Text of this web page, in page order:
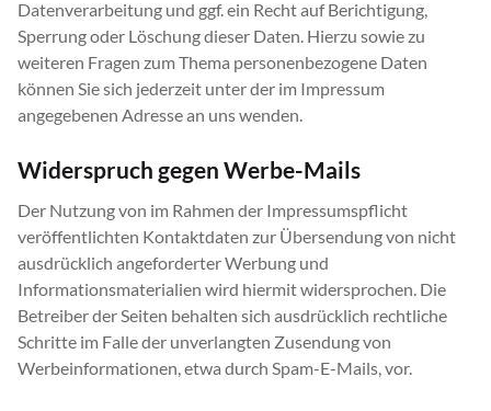
Datenverarbeitung und ggf. ein Recht auf Berichtigung,
Sperrung oder Löschung dieser Daten. Hierzu sowie zu
weiteren Fragen zum Thema personenbezogene Daten
können Sie sich jederzeit unter der im Impressum
angegebenen Adresse an uns wenden.
Widerspruch gegen Werbe-Mails
Der Nutzung von im Rahmen der Impressumspflicht
veröffentlichten Kontaktdaten zur Übersendung von nicht
ausdrücklich angeforderter Werbung und
Informationsmaterialien wird hiermit widersprochen. Die
Betreiber der Seiten behalten sich ausdrücklich rechtliche
Schritte im Falle der unverlangten Zusendung von
Werbeinformationen, etwa durch Spam-E-Mails, vor.